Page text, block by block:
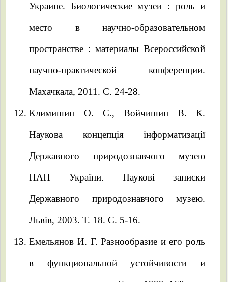
Украине. Биологические музеи : роль и
место в научно-образовательном
пространстве : материалы Всероссийской
научно-практической конференции.
Махачкала, 2011. С. 24-28.
Климишин О. С., Войчишин В. К.
Наукова концепція інформатизації
Державного природознавчого музею
НАН України. Наукові записки
Державного природознавчого музею.
Львів, 2003. Т. 18. С. 5-16.
Емельянов И. Г. Разнообразие и его роль
в функциональной устойчивости и